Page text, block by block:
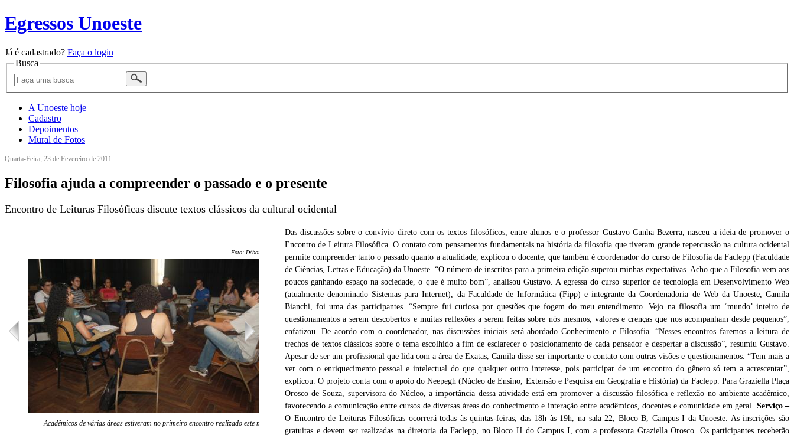
Egressos Unoeste
Já é cadastrado? Faça o login
Busca
A Unoeste hoje
Cadastro
Depoimentos
Mural de Fotos
Quarta-Feira, 23 de Fevereiro de 2011
Filosofia ajuda a compreender o passado e o presente
Encontro de Leituras Filosóficas discute textos clássicos da cultural ocidental
Foto: Débora André
Acadêmicos de várias áreas estiveram no primeiro encontro realizado este mês
Das discussões sobre o convívio direto com os textos filosóficos, entre alunos e o professor Gustavo Cunha Bezerra, nasceu a ideia de promover o
Encontro de Leitura Filosófica. O contato com pensamentos fundamentais na história da filosofia que tiveram grande repercussão na cultura ocidental
permite compreender tanto o passado quanto a atualidade, explicou o docente, que também é coordenador do curso de Filosofia da Faclepp (Faculdade
de Ciências, Letras e Educação) da Unoeste. “O número de inscritos para a primeira edição superou minhas expectativas. Acho que a Filosofia vem aos
poucos ganhando espaço na sociedade, o que é muito bom”, analisou Gustavo. A egressa do curso superior de tecnologia em Desenvolvimento Web
(atualmente denominado Sistemas para Internet), da Faculdade de Informática (Fipp) e integrante da Coordenadoria de Web da Unoeste, Camila
Bianchi, foi uma das participantes. “Sempre fui curiosa por questões que fogem do meu entendimento. Vejo na filosofia um ‘mundo’ inteiro de
questionamentos a serem descobertos e muitas reflexões a serem feitas sobre nós mesmos, valores e crenças que nos acompanham desde pequenos”,
enfatizou. De acordo com o coordenador, nas discussões iniciais será abordado Conhecimento e Filosofia. “Nesses encontros faremos a leitura de
trechos de textos clássicos sobre o tema escolhido a fim de esclarecer o posicionamento de cada pensador e despertar a discussão”, resumiu Gustavo.
Apesar de ser um profissional que lida com a área de Exatas, Camila disse ser importante o contato com outras visões e questionamentos. “Tem mais a
ver com o enriquecimento pessoal e intelectual do que qualquer outro interesse, pois participar de um encontro do gênero só tem a acrescentar”,
explicou. O projeto conta com o apoio do Neepegh (Núcleo de Ensino, Extensão e Pesquisa em Geografia e História) da Faclepp. Para Graziella Plaça
Orosco de Souza, supervisora do Núcleo, a importância dessa atividade está em promover a discussão filosófica e reflexão no ambiente acadêmico,
favorecendo a comunicação entre cursos de diversas áreas do conhecimento e interação entre acadêmicos, docentes e comunidade em geral. Serviço –
O Encontro de Leituras Filosóficas ocorrerá todas às quintas-feiras, das 18h às 19h, na sala 22, Bloco B, Campus I da Unoeste. As inscrições são
gratuitas e devem ser realizadas na diretoria da Faclepp, no Bloco H do Campus I, com a professora Graziella Orosco. Os participantes receberão